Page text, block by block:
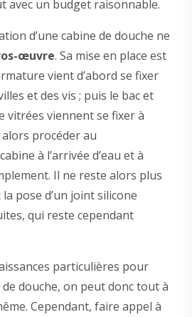
avec un budget raisonnable.
d’une cabine de douche ne
œuvre. Sa mise en place est
vient d’abord se fixer
et des vis ; puis le bac et
vitrées viennent se fixer à
procéder au
à l’arrivée d’eau et à
Il ne reste alors plus
pose d’un joint silicone
qui reste cependant
particulières pour
douche, on peut donc tout à
Cependant, faire appel à